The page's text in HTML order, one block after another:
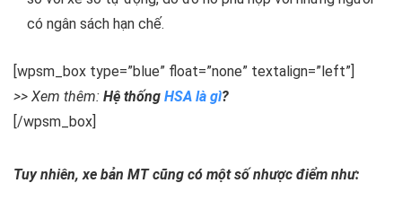
có ngân sách hạn chế.
[wpsm_box type=”blue” float=”none” textalign=”left”]
>> Xem thêm: Hệ thống HSA là gì?
[/wpsm_box]
Tuy nhiên, xe bản MT cũng có một số nhược điểm như: